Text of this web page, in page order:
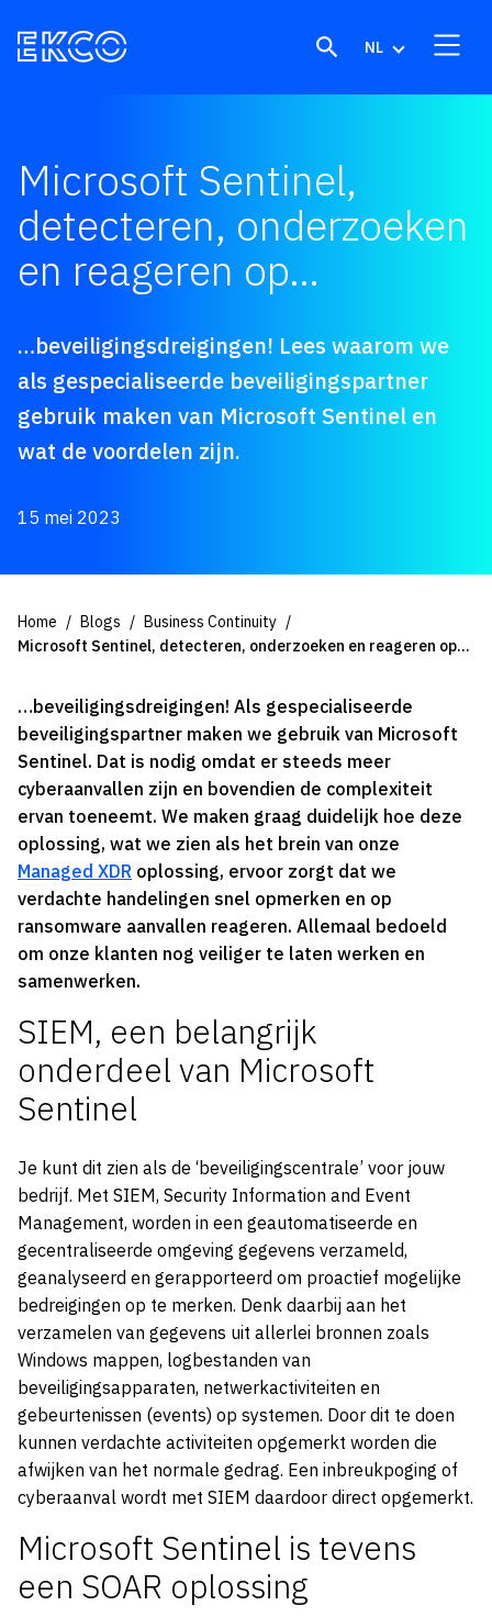
NL
Microsoft Sentinel,
detecteren, onderzoeken
en reageren op…
…beveiligingsdreigingen! Lees waarom we
als gespecialiseerde beveiligingspartner
gebruik maken van Microsoft Sentinel en
wat de voordelen zijn.
15 mei 2023
Home Blogs
Business Continuity
Microsoft Sentinel, detecteren, onderzoeken en reageren op…
…beveiligingsdreigingen! Als gespecialiseerde
beveiligingspartner maken we gebruik van Microsoft
Sentinel. Dat is nodig omdat er steeds meer
cyberaanvallen zijn en bovendien de complexiteit
ervan toeneemt. We maken graag duidelijk hoe deze
oplossing, wat we zien als het brein van onze
Managed XDR oplossing, ervoor zorgt dat we
verdachte handelingen snel opmerken en op
ransomware aanvallen reageren. Allemaal bedoeld
om onze klanten nog veiliger te laten werken en
samenwerken.
SIEM, een belangrijk
onderdeel van Microsoft
Sentinel
Je kunt dit zien als de ‘beveiligingscentrale’ voor jouw
bedrijf. Met SIEM, Security Information and Event
Management, worden in een geautomatiseerde en
gecentraliseerde omgeving gegevens verzameld,
geanalyseerd en gerapporteerd om proactief mogelijke
bedreigingen op te merken. Denk daarbij aan het
verzamelen van gegevens uit allerlei bronnen zoals
Windows mappen, logbestanden van
beveiligingsapparaten, netwerkactiviteiten en
gebeurtenissen (events) op systemen. Door dit te doen
kunnen verdachte activiteiten opgemerkt worden die
afwijken van het normale gedrag. Een inbreukpoging of
cyberaanval wordt met SIEM daardoor direct opgemerkt.
Microsoft Sentinel is tevens
een SOAR oplossing